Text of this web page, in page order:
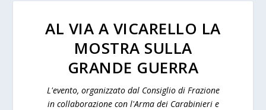
AL VIA A VICARELLO LA
MOSTRA SULLA
GRANDE GUERRA
L'evento, organizzato dal Consiglio di Frazione
in collaborazione con l'Arma dei Carabinieri e